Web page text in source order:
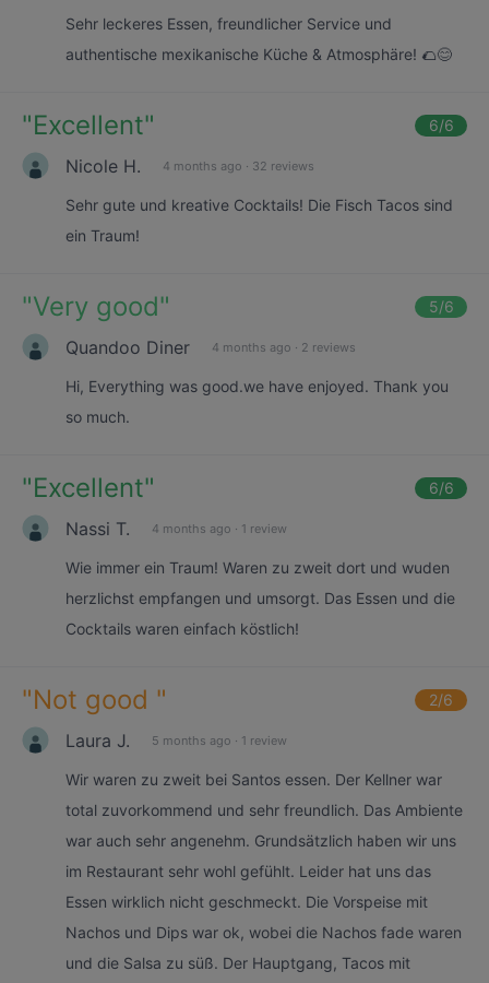
Sehr leckeres Essen, freundlicher Service und
authentische mexikanische Küche & Atmosphäre! 🌮😊
"Excellent" 6/6
Nicole H. 4 months ago · 32 reviews
Sehr gute und kreative Cocktails! Die Fisch Tacos sind
ein Traum!
"Very good" 5/6
Quandoo Diner 4 months ago · 2 reviews
Hi, Everything was good.we have enjoyed. Thank you
so much.
"Excellent" 6/6
Nassi T. 4 months ago · 1 review
Wie immer ein Traum! Waren zu zweit dort und wuden
herzlichst empfangen und umsorgt. Das Essen und die
Cocktails waren einfach köstlich!
"Not good " 2/6
Laura J. 5 months ago · 1 review
Wir waren zu zweit bei Santos essen. Der Kellner war
total zuvorkommend und sehr freundlich. Das Ambiente
war auch sehr angenehm. Grundsätzlich haben wir uns
im Restaurant sehr wohl gefühlt. Leider hat uns das
Essen wirklich nicht geschmeckt. Die Vorspeise mit
Nachos und Dips war ok, wobei die Nachos fade waren
und die Salsa zu süß. Der Hauptgang, Tacos mit